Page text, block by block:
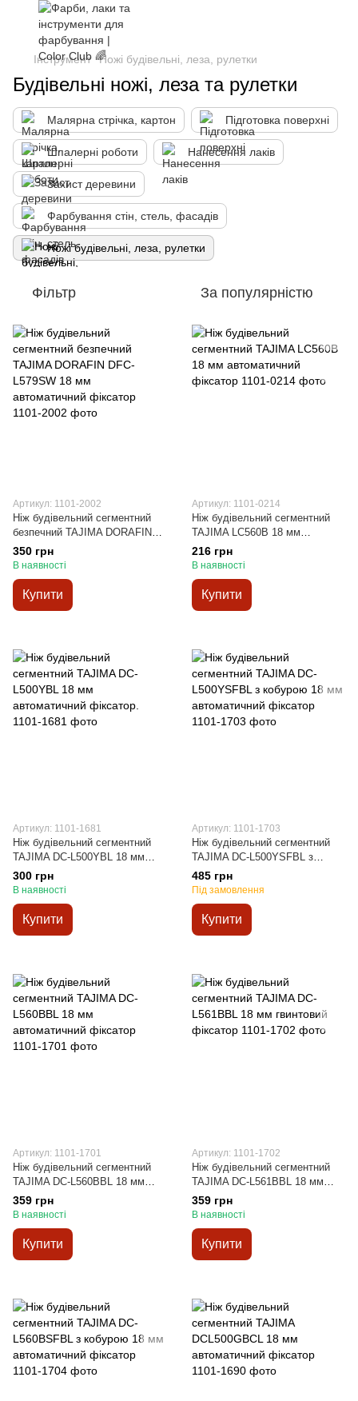
Інструмент Ножі будівельні, леза, рулетки
Будівельні ножі, леза та рулетки
Малярна стрічка, картон Підготовка поверхні
Шпалерні роботи Нанесення лаків
Захист деревини
Фарбування стін, стель, фасадів
Ножі будівельні, леза, рулетки
Фільтр За популярністю
Артикул: 1101-2002
Ніж будівельний сегментний
безпечний TAJIMA DORAFIN
DFC-L579SW 18 мм
автоматичний фіксатор
350 грн
В наявності
Купити
Артикул: 1101-0214
Ніж будівельний сегментний
TAJIMA LC560B 18 мм
автоматичний фіксатор
216 грн
В наявності
Купити
Артикул: 1101-1681
Ніж будівельний сегментний
TAJIMA DC-L500YBL 18 мм
автоматичний фіксатор.
300 грн
В наявності
Купити
Артикул: 1101-1703
Ніж будівельний сегментний
TAJIMA DC-L500YSFBL з
кобурою 18 мм автоматичний
фіксатор
485 грн
Під замовлення
Купити
Артикул: 1101-1701
Ніж будівельний сегментний
TAJIMA DC-L560BBL 18 мм
автоматичний фіксатор
359 грн
В наявності
Купити
Артикул: 1101-1702
Ніж будівельний сегментний
TAJIMA DC-L561BBL 18 мм
гвинтовий фіксатор
359 грн
В наявності
Купити